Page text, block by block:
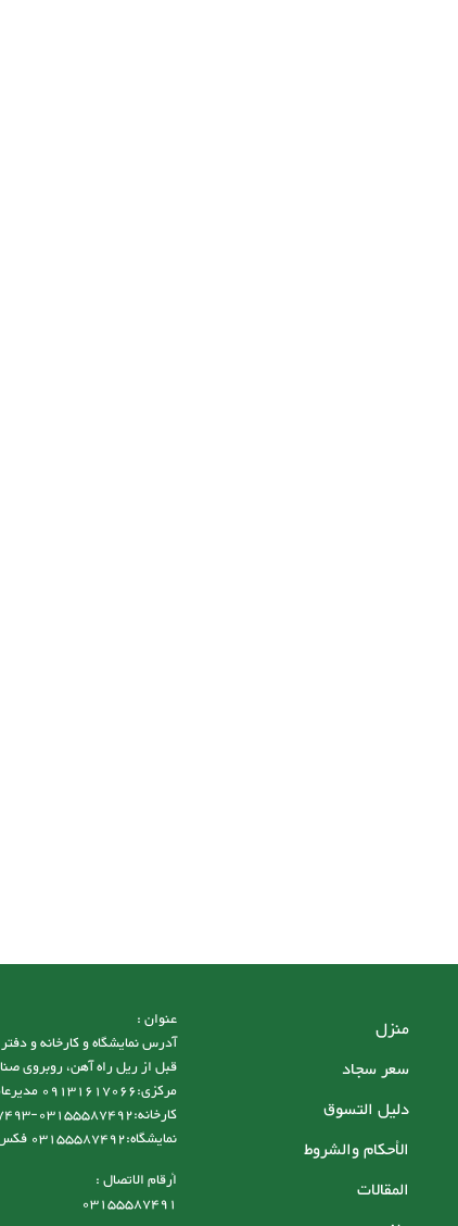
منزل
سعر سجاد
دليل التسوق
الأحكام والشروط
المقالات
عنوان :
قبل از ریل راه آهن، روبروی
نمایشگاه:03155587492 فکس:03155587493
أرقام الاتصال :
03155587491